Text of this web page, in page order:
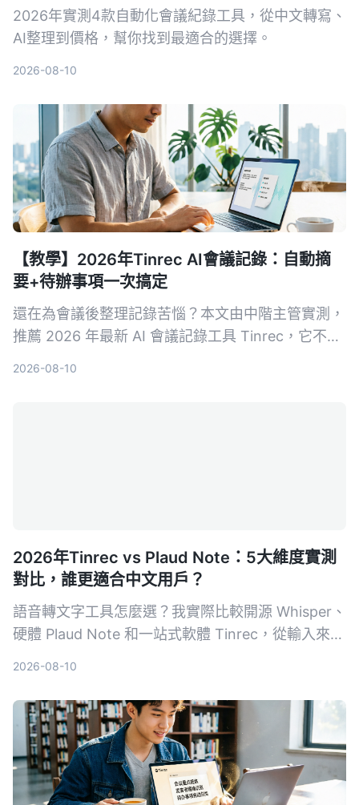
2026年實測4款自動化會議紀錄工具，從中文轉寫、
AI整理到價格，幫你找到最適合的選擇。
2026-08-10
【教學】2026年Tinrec AI會議記錄：自動摘
要+待辦事項一次搞定
還在為會議後整理記錄苦惱？本文由中階主管實測，
推薦 2026 年最新 AI 會議記錄工具 Tinrec，它不只
2026-08-10
2026年Tinrec vs Plaud Note：5大維度實測
對比，誰更適合中文用戶？
語音轉文字工具怎麼選？我實際比較開源 Whisper、
硬體 Plaud Note 和一站式軟體 Tinrec，從輸入來
2026-08-10